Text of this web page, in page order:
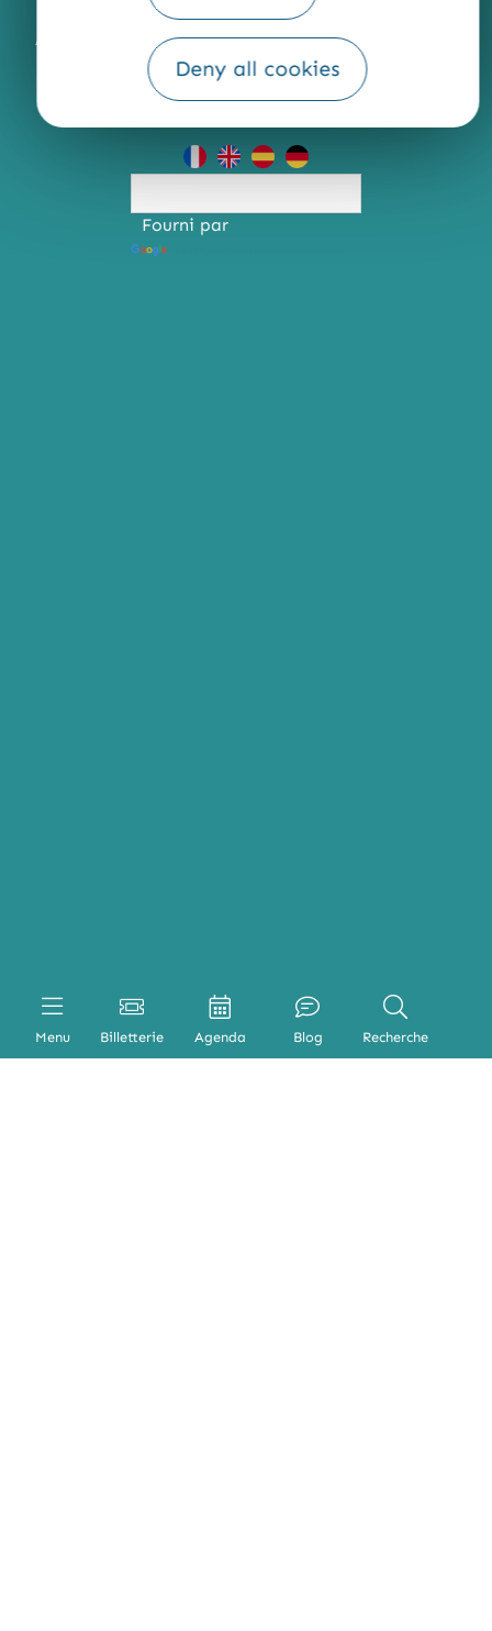
Deny all cookies
Menu Billetterie Agenda Blog Recherche
ACCESSIBILITÉ : NON CONFORME PRESSE
QUI SOMMES-NOUS ?
Fourni par